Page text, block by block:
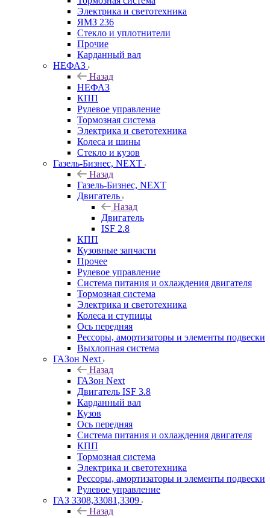
Электрика и светотехника
ЯМЗ 236
Стекло и уплотнители
Прочие
Карданный вал
НЕФАЗ
Назад
НЕФАЗ
КПП
Рулевое управление
Тормозная система
Электрика и светотехника
Колеса и шины
Стекло и кузов
Газель-Бизнес, NEXT
Назад
Газель-Бизнес, NEXT
Двигатель
Назад
Двигатель
ISF 2.8
КПП
Кузовные запчасти
Прочее
Рулевое управление
Система питания и охлаждения двигателя
Тормозная система
Электрика и светотехника
Колеса и ступицы
Ось передняя
Рессоры, амортизаторы и элементы подвески
Выхлопная система
ГАЗон Next
Назад
ГАЗон Next
Двигатель ISF 3.8
Карданный вал
Кузов
Ось передняя
Система питания и охлаждения двигателя
КПП
Тормозная система
Электрика и светотехника
Рессоры, амортизаторы и элементы подвески
Рулевое управление
ГАЗ 3308,33081,3309
Назад